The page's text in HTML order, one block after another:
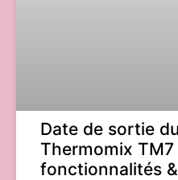
Date de sortie
Thermomix
fonctionnalités